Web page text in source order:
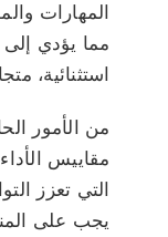
المهارات
مما يؤدي إلى
استثنائية،
من الأمور
مقاييس
التي تعزز
يجب على